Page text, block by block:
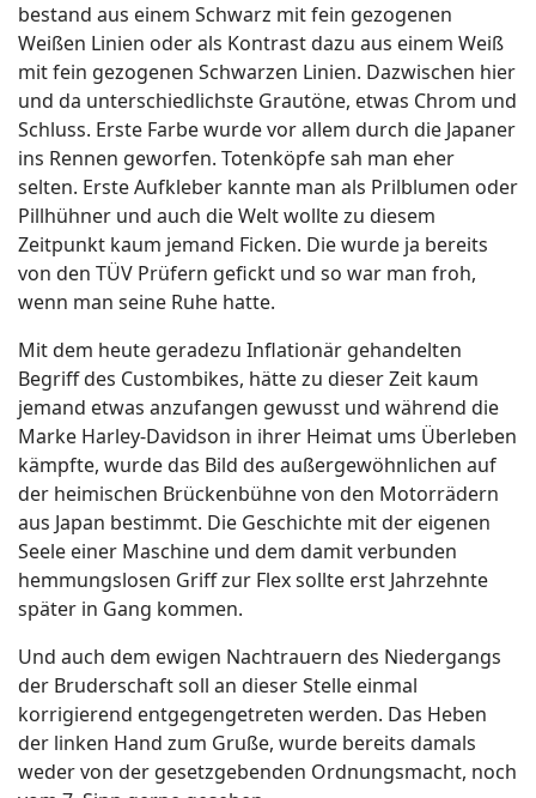
bestand aus einem Schwarz mit fein gezogenen
Weißen Linien oder als Kontrast dazu aus einem Weiß
mit fein gezogenen Schwarzen Linien. Dazwischen hier
und da unterschiedlichste Grautöne, etwas Chrom und
Schluss. Erste Farbe wurde vor allem durch die Japaner
ins Rennen geworfen. Totenköpfe sah man eher
selten. Erste Aufkleber kannte man als Prilblumen oder
Pillhühner und auch die Welt wollte zu diesem
Zeitpunkt kaum jemand Ficken. Die wurde ja bereits
von den TÜV Prüfern gefickt und so war man froh,
wenn man seine Ruhe hatte.
Mit dem heute geradezu Inflationär gehandelten
Begriff des Custombikes, hätte zu dieser Zeit kaum
jemand etwas anzufangen gewusst und während die
Marke Harley-Davidson in ihrer Heimat ums Überleben
kämpfte, wurde das Bild des außergewöhnlichen auf
der heimischen Brückenbühne von den Motorrädern
aus Japan bestimmt. Die Geschichte mit der eigenen
Seele einer Maschine und dem damit verbunden
hemmungslosen Griff zur Flex sollte erst Jahrzehnte
später in Gang kommen.
Und auch dem ewigen Nachtrauern des Niedergangs
der Bruderschaft soll an dieser Stelle einmal
korrigierend entgegengetreten werden. Das Heben
der linken Hand zum Gruße, wurde bereits damals
weder von der gesetzgebenden Ordnungsmacht, noch